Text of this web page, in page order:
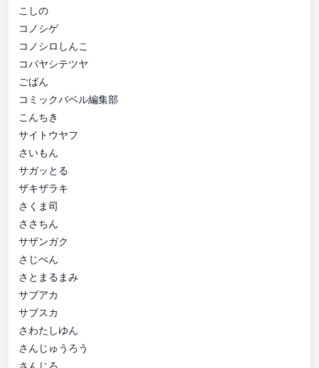
こしの
コノシゲ
コノシロしんこ
コバヤシテツヤ
ごばん
コミックバベル編集部
こんちき
サイトウヤフ
さいもん
サガッとる
ザキザラキ
さくま司
ささちん
サザンガク
さじぺん
さとまるまみ
サブアカ
サブスカ
さわたしゆん
さんじゅうろう